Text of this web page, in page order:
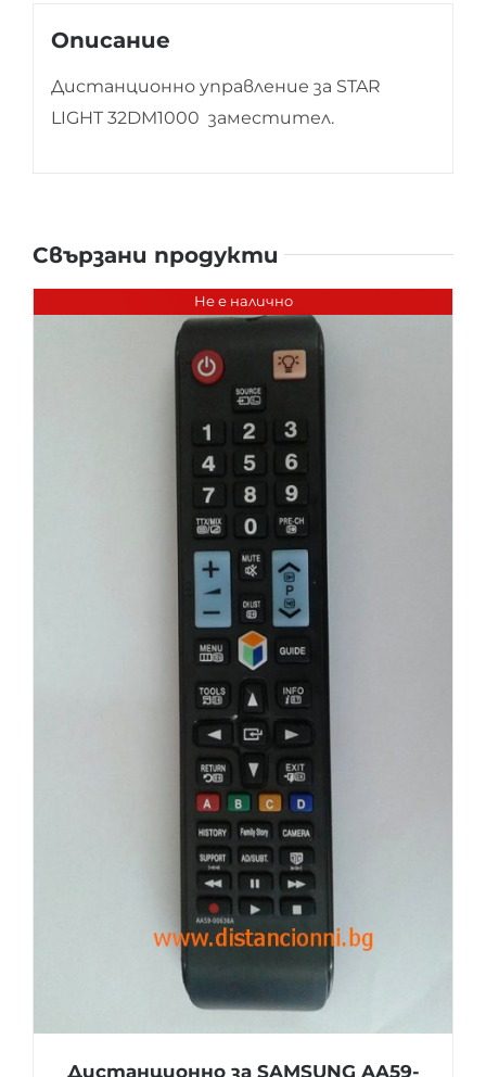
Описание
Дистанционно управление за STAR
LIGHT 32DM1000 заместител.
Свързани продукти
Не е налично
Дистанционно за SAMSUNG AA59-